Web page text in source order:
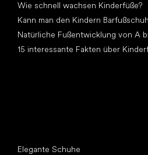
Wie schnell wachsen Kinderfüße?
Kann man den Kindern
Natürliche Fußentwicklung von A
15 interessante Fakten über
Elegante Schuhe